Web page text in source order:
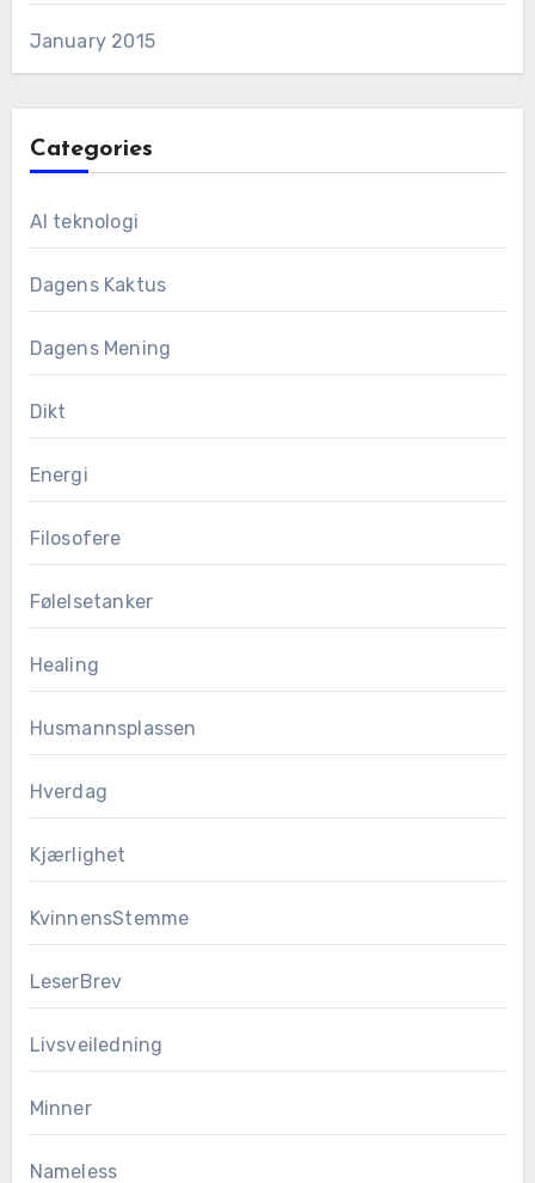
January 2015
Categories
AI teknologi
Dagens Kaktus
Dagens Mening
Dikt
Energi
Filosofere
Følelsetanker
Healing
Husmannsplassen
Hverdag
Kjærlighet
KvinnensStemme
LeserBrev
Livsveiledning
Minner
Nameless